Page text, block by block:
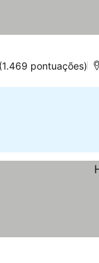
(1.469 pontuações)